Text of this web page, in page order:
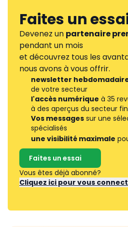
Faites un
Devenez un partenaire
pendant un mois
et découvrez tous les
nous avons à vous offrir.
newsletter
de votre secteur
l'accès numérique à 35
à des aperçus du secteur
Vos messages sur une
spécialisés
une visibilité maximale
Faites un essai
Vous êtes déjà abonné?
Cliquez ici pour vous